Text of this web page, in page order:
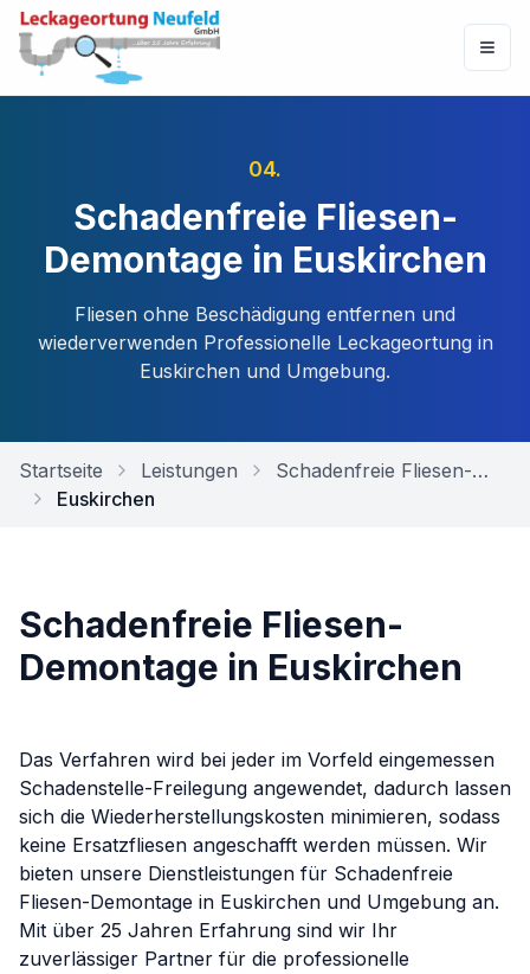
04.
Schadenfreie Fliesen-
Demontage in Euskirchen
Fliesen ohne Beschädigung entfernen und
wiederverwendenProfessionelle Leckageortung in
Euskirchen und Umgebung.
Startseite Leistungen
Schadenfreie Fliesen-Demontage
Euskirchen
Schadenfreie Fliesen-
Demontage in Euskirchen
Das Verfahren wird bei jeder im Vorfeld eingemessen
Schadenstelle-Freilegung angewendet, dadurch lassen
sich die Wiederherstellungskosten minimieren, sodass
keine Ersatzfliesen angeschafft werden müssen. Wir
bieten unsere Dienstleistungen für Schadenfreie
Fliesen-Demontage in Euskirchen und Umgebung an.
Mit über 25 Jahren Erfahrung sind wir Ihr
zuverlässiger Partner für die professionelle